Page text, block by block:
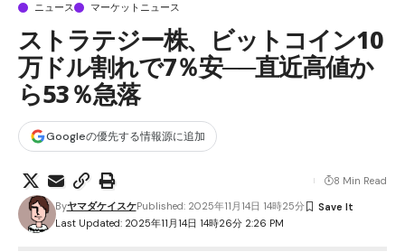
ニュース マーケットニュース
ストラテジー株、ビットコイン10
万ドル割れで7％安──直近高値か
ら53％急落
Googleの優先する情報源に追加
Last Updated: 2025年11月14日 14時26分 2:26 PM
ByヤマダケイスケPublished: 2025年11月14日 14時25分
8 Min Read